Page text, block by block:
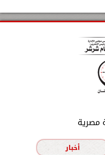
مصرية
أخبار